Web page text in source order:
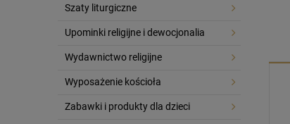
Szaty liturgiczne
Upominki religijne i dewocjonalia
Wydawnictwo religijne
Wyposażenie kościoła
Zabawki i produkty dla dzieci